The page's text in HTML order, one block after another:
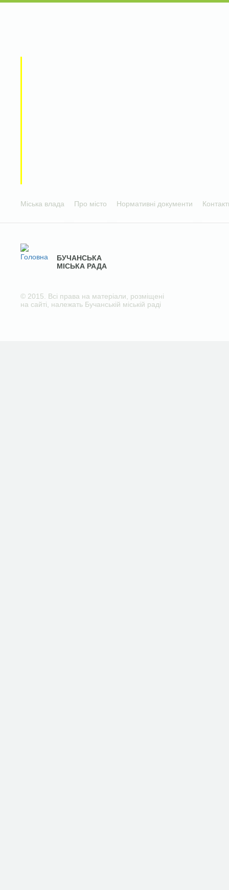
Міська влада Про місто Нормативні документи
БУЧАНСЬКА
МІСЬКА РАДА
© 2015. Всі права на матеріали, розміщені
на сайті, належать Бучанській міській раді